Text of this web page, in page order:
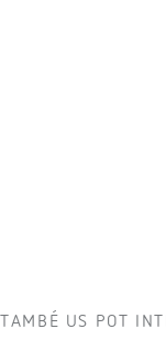
TAMBÉ US POT